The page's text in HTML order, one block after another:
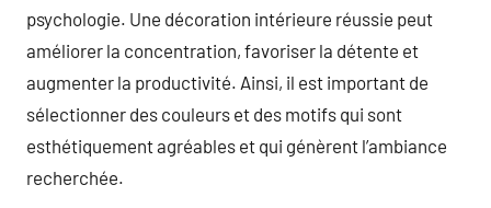
psychologie. Une décoration intérieure réussie peut
améliorer la concentration, favoriser la détente et
augmenter la productivité. Ainsi, il est important de
sélectionner des couleurs et des motifs qui sont
esthétiquement agréables et qui génèrent l’ambiance
recherchée.